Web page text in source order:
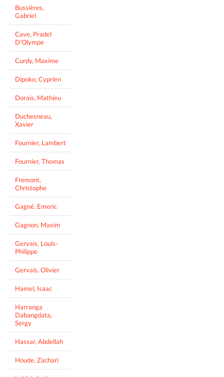
Bussières,
Gabriel
Cave, Pradel
D'Olympe
Curdy, Maxime
Dipoko, Cyprien
Dorais, Mathieu
Duchesneau,
Xavier
Fournier, Lambert
Fournier, Thomas
Fremont,
Christophe
Gagné, Emeric
Gagnon, Maxim
Gervais, Louis-
Philippe
Gervais, Olivier
Hamel, Isaac
Harranga
Dabangdata,
Sergy
Hassar, Abdellah
Houde, Zachari